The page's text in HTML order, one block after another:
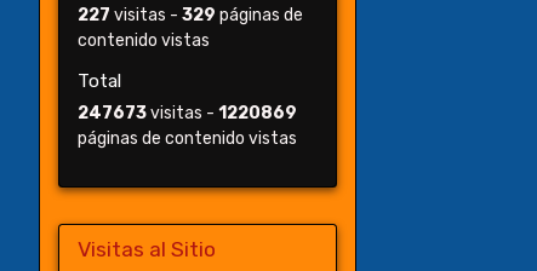
227 visitas -329 páginas de
contenido vistas
Total
247673visitas -1220869
páginas de contenido vistas
Visitas al Sitio